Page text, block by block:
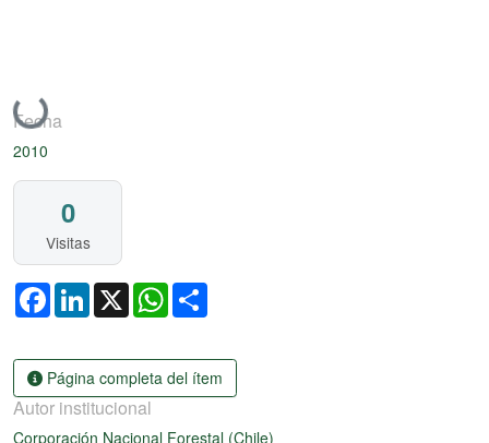
Cargando...
Fecha
2010
0
Visitas
FacebookLinkedIn
X WhatsApp
Página completa del ítem
Autor institucional
Corporación Nacional Forestal (Chile)